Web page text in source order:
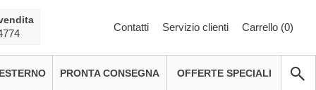
Contatti Servizio clienti Carrello (0)
PRONTA CONSEGNA OFFERTE SPECIALI